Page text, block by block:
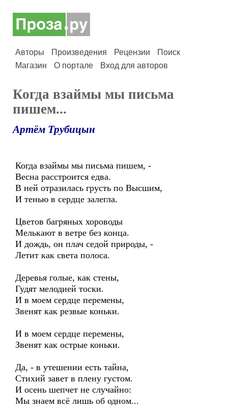
Авторы Произведения Рецензии
Поиск
Магазин
О портале Вход для авторов
Когда взаймы мы письма
пишем...
Артём Трубицын
Когда взаймы мы письма пишем, -
Весна расстроится едва.
В ней отразилась грусть по Высшим,
И тенью в сердце залегла.
Цветов багряных хороводы
Мелькают в ветре без конца.
И дождь, он плач седой природы, -
Летит как света полоса.
Деревья голые, как стены,
Гудят мелодией тоски.
И в моем сердце перемены,
Звенят как резвые коньки.
И в моем сердце перемены,
Звенят как острые коньки.
Да, - в утешении есть тайна,
Стихий завет в плену густом.
И осень шепчет не случайно:
Мы знаем всё лишь об одном...